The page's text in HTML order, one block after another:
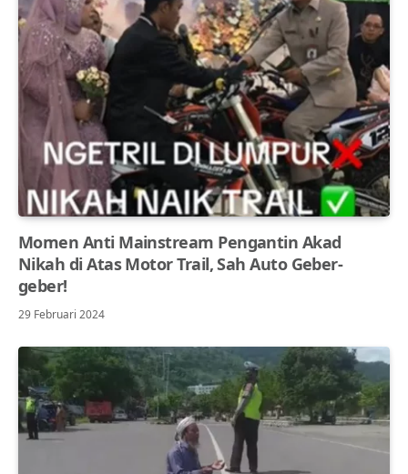
Momen Anti Mainstream Pengantin Akad
Nikah di Atas Motor Trail, Sah Auto Geber-
geber!
29 Februari 2024